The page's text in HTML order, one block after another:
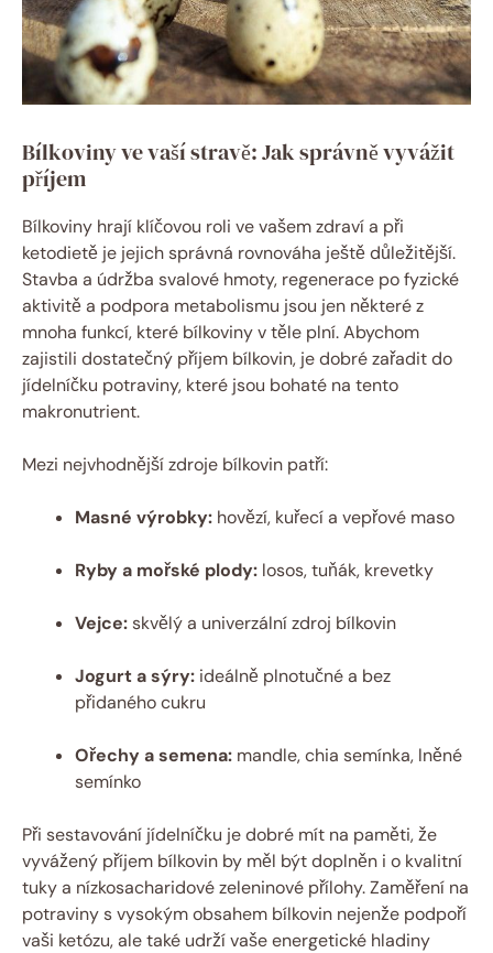
Bílkoviny ve vaší stravě: Jak správně vyvážit
příjem
Bílkoviny hrají klíčovou roli ve vašem zdraví a při
ketodietě je jejich správná rovnováha ještě důležitější.
Stavba a údržba svalové hmoty, regenerace po fyzické
aktivitě a podpora metabolismu jsou jen některé z
mnoha funkcí, které bílkoviny v těle plní. Abychom
zajistili dostatečný příjem bílkovin, je dobré zařadit do
jídelníčku potraviny, které jsou bohaté na tento
makronutrient.
Mezi nejvhodnější zdroje bílkovin patří:
Masné výrobky: hovězí, kuřecí a vepřové maso
Ryby a mořské plody: losos, tuňák, krevetky
Vejce:skvělý a univerzální zdroj bílkovin
Jogurt a sýry: ideálně plnotučné a bez
přidaného cukru
Ořechy a semena: mandle, chia semínka, lněné
semínko
Při sestavování jídelníčku je dobré mít na paměti, že
vyvážený příjem bílkovin by měl být doplněn i o kvalitní
tuky a nízkosacharidové zeleninové přílohy. Zaměření na
potraviny s vysokým obsahem bílkovin nejenže podpoří
vaši ketózu, ale také udrží vaše energetické hladiny